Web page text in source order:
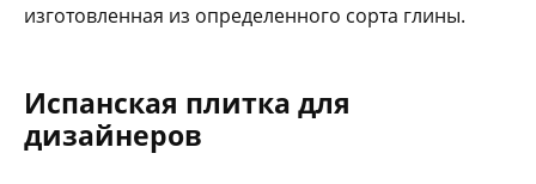
изготовленная из определенного сорта глины.
Испанская плитка для
дизайнеров